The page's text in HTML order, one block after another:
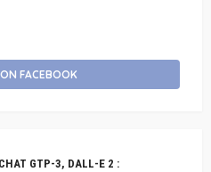
FACEBOOK
GTP-3, DALL-E 2 :